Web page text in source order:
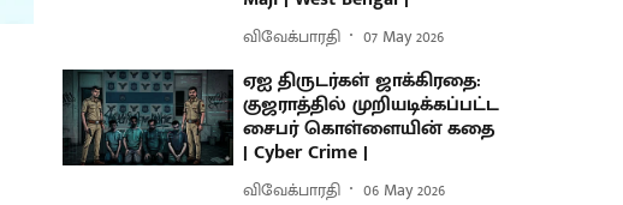
விவேக்பாரதி 07 May 2026
ஏஐ திருடர்கள் ஜாக்கிரதை:
குஜராத்தில் முறியடிக்கப்பட்ட
சைபர் கொள்ளையின் கதை
| Cyber Crime |
விவேக்பாரதி 06 May 2026